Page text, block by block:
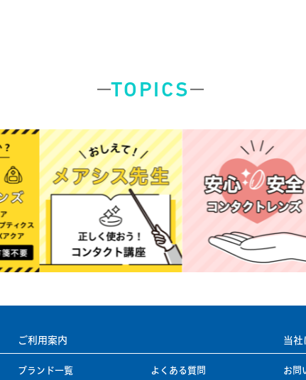
TOPICS
ご利用案内
ブランド一覧 よくある質問
当社
お問